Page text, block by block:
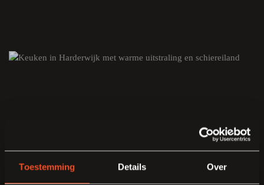
Toestemming Details Over